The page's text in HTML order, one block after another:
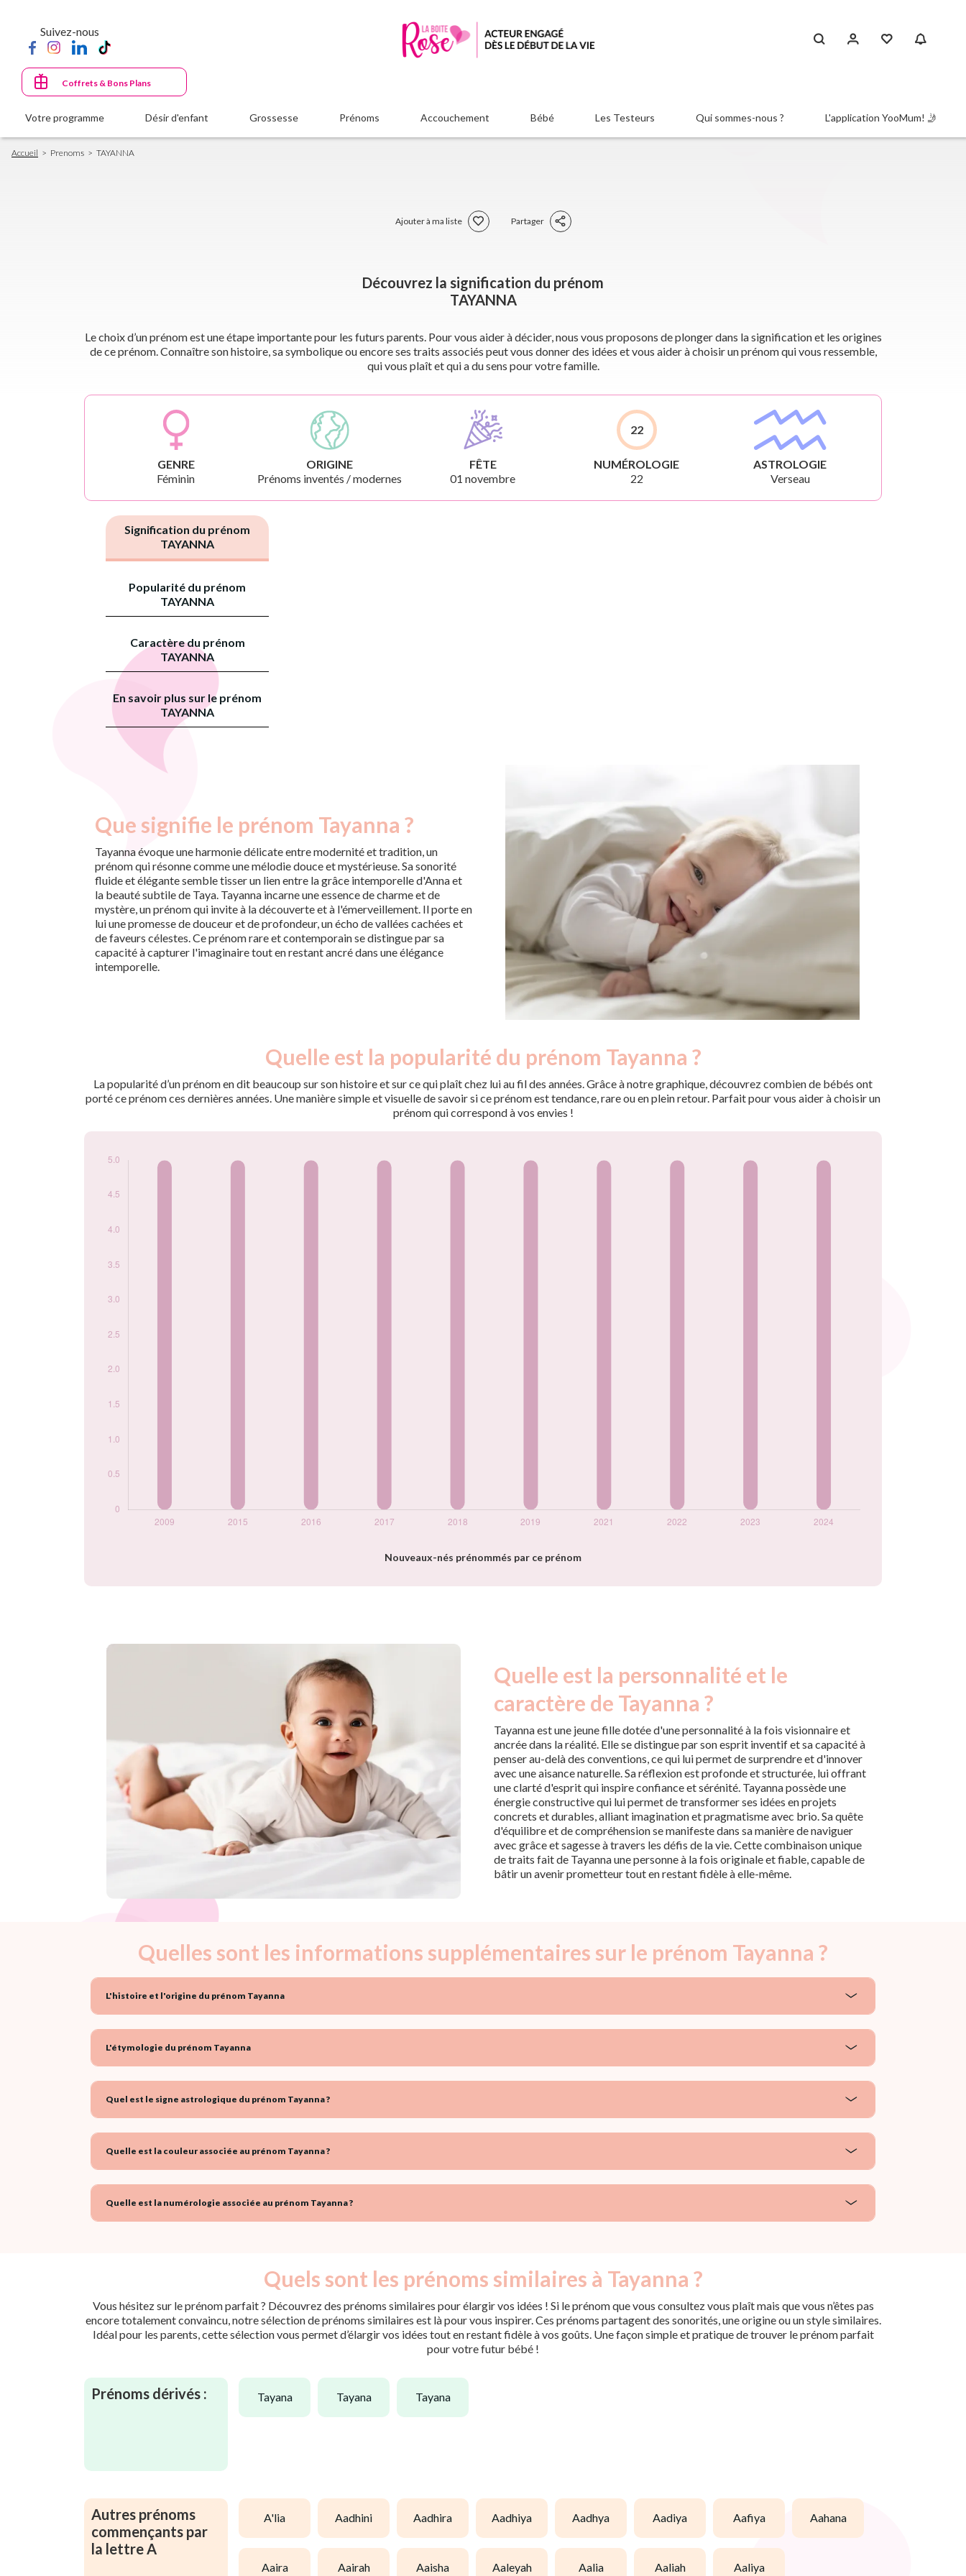
principal
Suivez-nous
Coffrets & Bons Plans
Votre programme Désir d'enfant Grossesse Prénoms Accouchement Bébé Les Testeurs Qui sommes-nous ? L'application YooMum! 🤳
Fil
d'Ariane
Accueil Prenoms TAYANNA
Ajouter à ma liste Partager
Découvrez la signification du prénom
TAYANNA
Le choix d’un prénom est une étape importante pour les futurs parents. Pour vous aider à décider, nous vous proposons de plonger dans la signification et les origines
de ce prénom. Connaître son histoire, sa symbolique ou encore ses traits associés peut vous donner des idées et vous aider à choisir un prénom qui vous ressemble,
qui vous plaît et qui a du sens pour votre famille.
GENRE
Féminin
ORIGINE
Prénoms inventés / modernes
FÊTE
01 novembre
22
NUMÉROLOGIE
22
ASTROLOGIE
Verseau
Signification du prénom
TAYANNA
Popularité du prénom
TAYANNA
Caractère du prénom
TAYANNA
En savoir plus sur le prénom
TAYANNA
Que signifie le prénom Tayanna ?
Tayanna évoque une harmonie délicate entre modernité et tradition, un
prénom qui résonne comme une mélodie douce et mystérieuse. Sa sonorité
fluide et élégante semble tisser un lien entre la grâce intemporelle d'Anna et
la beauté subtile de Taya. Tayanna incarne une essence de charme et de
mystère, un prénom qui invite à la découverte et à l'émerveillement. Il porte en
lui une promesse de douceur et de profondeur, un écho de vallées cachées et
de faveurs célestes. Ce prénom rare et contemporain se distingue par sa
capacité à capturer l'imaginaire tout en restant ancré dans une élégance
intemporelle.
Quelle est la popularité du prénom Tayanna ?
La popularité d’un prénom en dit beaucoup sur son histoire et sur ce qui plaît chez lui au fil des années. Grâce à notre graphique, découvrez combien de bébés ont
porté ce prénom ces dernières années. Une manière simple et visuelle de savoir si ce prénom est tendance, rare ou en plein retour. Parfait pour vous aider à choisir un
prénom qui correspond à vos envies !
Nouveaux-nés prénommés par ce prénom
prénom Tayanna
2009
5
2015
5
2019
2022
Quelle est la personnalité et le
caractère de Tayanna ?
Tayanna est une jeune fille dotée d'une personnalité à la fois visionnaire et
ancrée dans la réalité. Elle se distingue par son esprit inventif et sa capacité à
penser au-delà des conventions, ce qui lui permet de surprendre et d'innover
avec une aisance naturelle. Sa réflexion est profonde et structurée, lui offrant
une clarté d'esprit qui inspire confiance et sérénité. Tayanna possède une
énergie constructive qui lui permet de transformer ses idées en projets
concrets et durables, alliant imagination et pragmatisme avec brio. Sa quête
d'équilibre et de compréhension se manifeste dans sa manière de naviguer
avec grâce et sagesse à travers les défis de la vie. Cette combinaison unique
de traits fait de Tayanna une personne à la fois originale et fiable, capable de
bâtir un avenir prometteur tout en restant fidèle à elle-même.
Quelles sont les informations supplémentaires sur le prénom Tayanna ?
L'histoire et l'origine du prénom Tayanna
L'étymologie du prénom Tayanna
Quel est le signe astrologique du prénom Tayanna ?
Quelle est la couleur associée au prénom Tayanna ?
Quelle est la numérologie associée au prénom Tayanna ?
Quels sont les prénoms similaires à Tayanna ?
Vous hésitez sur le prénom parfait ? Découvrez des prénoms similaires pour élargir vos idées ! Si le prénom que vous consultez vous plaît mais que vous n’êtes pas
encore totalement convaincu, notre sélection de prénoms similaires est là pour vous inspirer. Ces prénoms partagent des sonorités, une origine ou un style similaires.
Idéal pour les parents, cette sélection vous permet d’élargir vos idées tout en restant fidèle à vos goûts. Une façon simple et pratique de trouver le prénom parfait
pour votre futur bébé !
Prénoms dérivés : tayana tayana tayana
Autres prénoms
commençants par
la lettre A
a'lia aadhini aadhira aadhiya aadhya aadiya aafiya aahana
aaira aairah aaisha aaleyah aalia aaliah aaliya